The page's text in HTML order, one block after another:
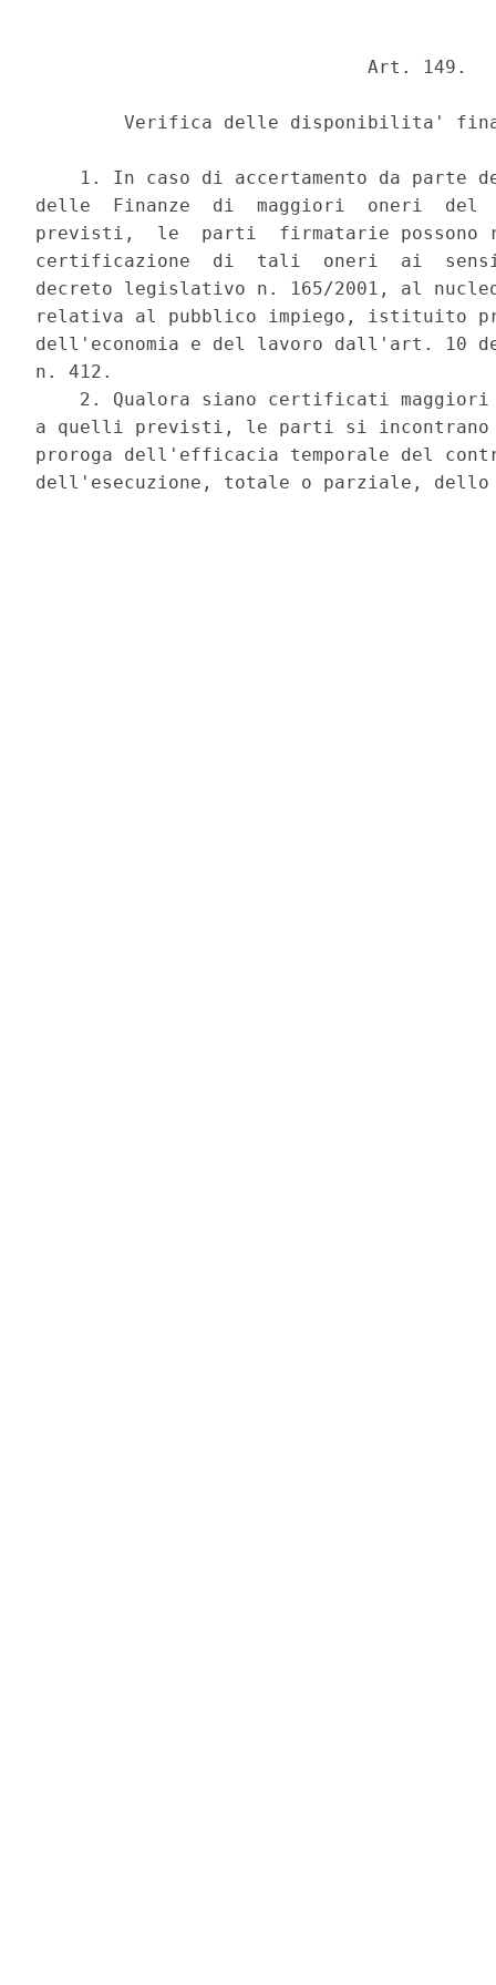
                              Art. 149.
Verifica delle disponibilita'
1. In caso di accertamento da parte
delle  Finanze  di  maggiori  oneri
previsti,  le  parti  firmatarie possono
certificazione  di  tali  oneri  ai  sensi
decreto legislativo n. 165/2001, al
relativa al pubblico impiego, istituito
dell'economia e del lavoro dall'art. 10
n. 412.
2. Qualora siano certificati
a quelli previsti, le parti si incontrano
proroga dell'efficacia temporale del